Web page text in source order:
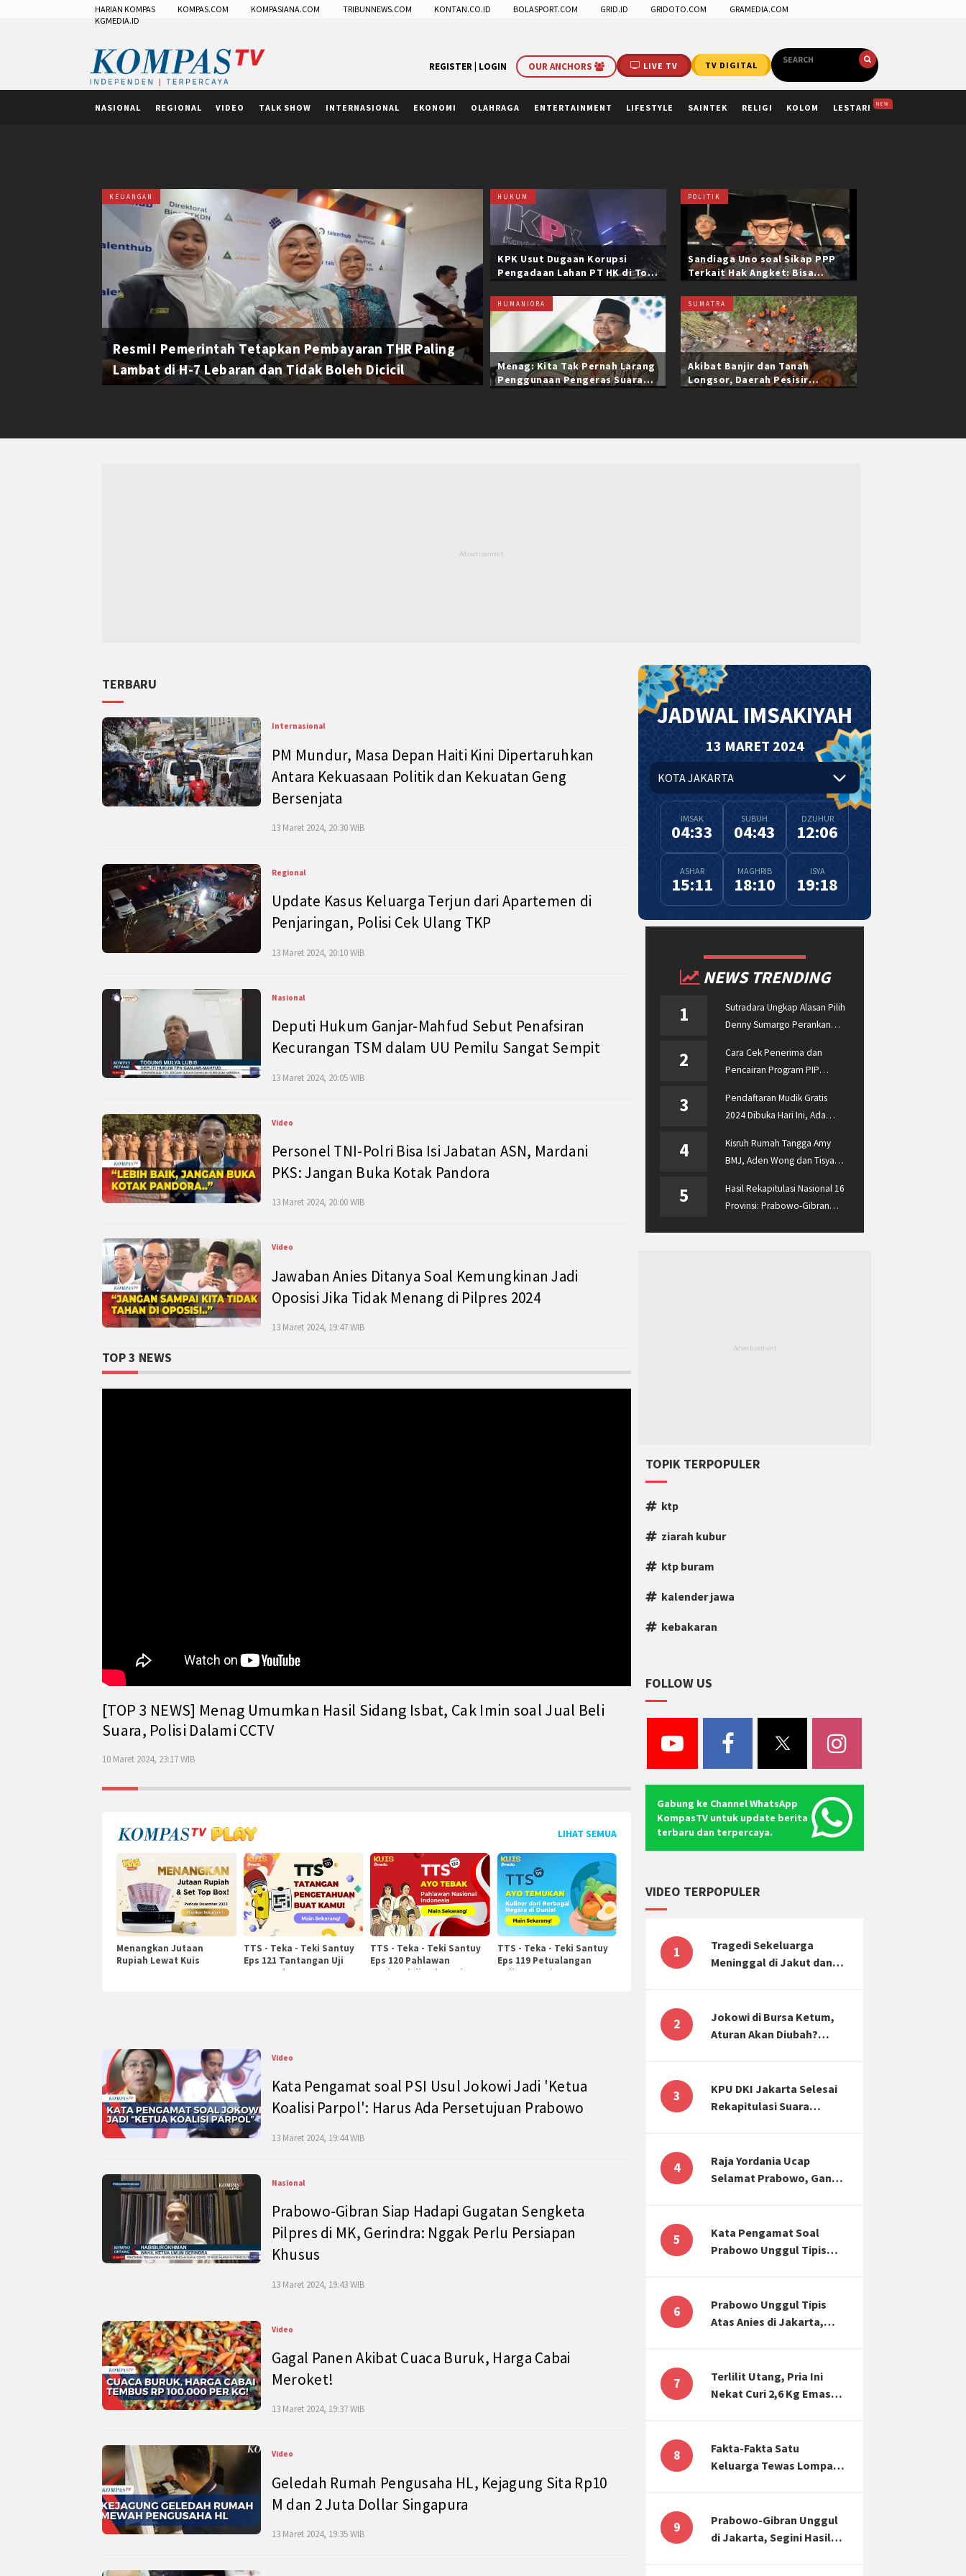
HARIAN KOMPAS KOMPAS.COM KOMPASIANA.COM TRIBUNNEWS.COM KONTAN.CO.ID BOLASPORT.COM GRID.ID GRIDOTO.COM
GRAMEDIA.COM
KGMEDIA.ID
LIVE TV TV DIGITAL
REGISTER | LOGIN OUR ANCHORS
NASIONAL REGIONAL VIDEO TALK SHOW INTERNASIONAL EKONOMI OLAHRAGA ENTERTAINMENT LIFESTYLE SAINTEK RELIGI KOLOM LESTARI NEW
KEUANGAN
Resmi! Pemerintah Tetapkan Pembayaran THR Paling
Lambat di H-7 Lebaran dan Tidak Boleh Dicicil
HUKUM
KPK Usut Dugaan Korupsi
Pengadaan Lahan PT HK di Tol
Belasan Miliar
POLITIK
Sandiaga Uno soal Sikap PPP
Terkait Hak Angket: Bisa
HUMANIORA
Menag: Kita Tak Pernah Larang
Penggunaan Pengeras Suara
SUMATRA
Akibat Banjir dan Tanah
Longsor, Daerah Pesisir
TERBARU
Internasional
PM Mundur, Masa Depan Haiti Kini Dipertaruhkan
Antara Kekuasaan Politik dan Kekuatan Geng
Bersenjata
13 Maret 2024, 20:30 WIB
Regional
Update Kasus Keluarga Terjun dari Apartemen di
Penjaringan, Polisi Cek Ulang TKP
13 Maret 2024, 20:10 WIB
Nasional
Deputi Hukum Ganjar-Mahfud Sebut Penafsiran
Kecurangan TSM dalam UU Pemilu Sangat Sempit
13 Maret 2024, 20:05 WIB
Video
Personel TNI-Polri Bisa Isi Jabatan ASN, Mardani
PKS: Jangan Buka Kotak Pandora
13 Maret 2024, 20:00 WIB
Video
Jawaban Anies Ditanya Soal Kemungkinan Jadi
Oposisi Jika Tidak Menang di Pilpres 2024
13 Maret 2024, 19:47 WIB
TOP 3 NEWS
[TOP 3 NEWS] Menag Umumkan Hasil Sidang Isbat, Cak Imin soal Jual Beli
Suara, Polisi Dalami CCTV
10 Maret 2024, 23:17 WIB
LIHAT SEMUA
Menangkan Jutaan
Rupiah Lewat Kuis
TTS - Teka - Teki Santuy
Eps 121 Tantangan Uji
Pengetahuan
TTS - Teka - Teki Santuy
Eps 120 Pahlawan
Nasional di Indonesia
TTS - Teka - Teki Santuy
Eps 119 Petualangan
Kuliner Dunia
Video
Kata Pengamat soal PSI Usul Jokowi Jadi 'Ketua
Koalisi Parpol': Harus Ada Persetujuan Prabowo
13 Maret 2024, 19:44 WIB
Nasional
Prabowo-Gibran Siap Hadapi Gugatan Sengketa
Pilpres di MK, Gerindra: Nggak Perlu Persiapan
Khusus
13 Maret 2024, 19:43 WIB
Video
Gagal Panen Akibat Cuaca Buruk, Harga Cabai
Meroket!
13 Maret 2024, 19:37 WIB
Video
Geledah Rumah Pengusaha HL, Kejagung Sita Rp10
M dan 2 Juta Dollar Singapura
13 Maret 2024, 19:35 WIB
JADWAL IMSAKIYAH
13 MARET 2024
IMSAK
04:33
SUBUH
04:43
DZUHUR
12:06
ASHAR
15:11
MAGHRIB
18:10
ISYA
19:18
NEWS TRENDING
1
Sutradara Ungkap Alasan Pilih
Denny Sumargo Perankan
2
Cara Cek Penerima dan
Pencairan Program PIP
pip.kemdikbud.go.id
3
Pendaftaran Mudik Gratis
2024 Dibuka Hari Ini, Ada
Jateng dan Dishub Jatim
4
Kisruh Rumah Tangga Amy
BMJ, Aden Wong dan Tisya
Malaysia dan Singapura
5
Hasil Rekapitulasi Nasional 16
Provinsi: Prabowo-Gibran
TOPIK TERPOPULER
ktp
ziarah kubur
ktp buram
kalender jawa
kebakaran
FOLLOW US
Gabung ke Channel WhatsApp
KompasTV untuk update berita
terbaru dan terpercaya.
VIDEO TERPOPULER
1
Tragedi Sekeluarga
Meninggal di Jakut dan
Mental-Finansial
2
Jokowi di Bursa Ketum,
Aturan Akan Diubah?
3
KPU DKI Jakarta Selesai
Rekapitulasi Suara
Ganjar
4
Raja Yordania Ucap
Selamat Prabowo, Ganjar
3 NEWS]
5
Kata Pengamat Soal
Prabowo Unggul Tipis
Effect
6
Prabowo Unggul Tipis
Atas Anies di Jakarta,
7
Terlilit Utang, Pria Ini
Nekat Curi 2,6 Kg Emas
8
Fakta-Fakta Satu
Keluarga Tewas Lompat
Kening
9
Prabowo-Gibran Unggul
di Jakarta, Segini Hasil